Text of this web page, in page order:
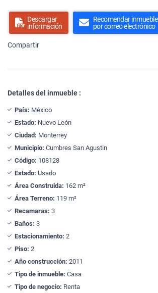
Descargar
información
Recomendar inmueble
por correo electrónico
Compartir
Detalles del inmueble :
País: México
Estado: Nuevo León
Ciudad: Monterrey
Municipio: Cumbres San Agustin
Código: 108128
Estado: Usado
Área Construida: 162 m²
Área Terreno: 119 m²
Recamaras: 3
Baños: 3
Estacionamiento: 2
Piso: 2
Año construcción: 2011
Tipo de inmueble: Casa
Tipo de negocio: Renta